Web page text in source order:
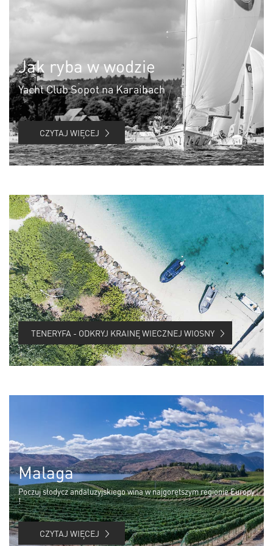
Jak ryba w wodzie
Yacht Club Sopot na Karaibach
CZYTAJ WIĘCEJ
TENERYFA - ODKRYJ KRAINĘ WIECZNEJ WIOSNY
Malaga
Poczuj słodycz andaluzyjskiego wina w najgorętszym regionie Europy
!
CZYTAJ WIĘCEJ